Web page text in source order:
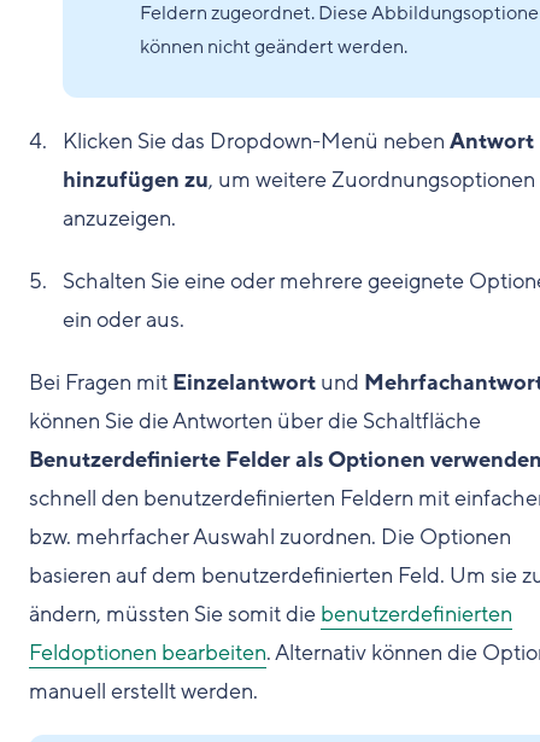
Feldern zugeordnet. Diese
können nicht geändert werden.
Klicken Sie das Dropdown-Menü neben Antwort
hinzufügen zu, um weitere Zuordnungsoptionen
anzuzeigen.
Schalten Sie eine oder mehrere geeignete
ein oder aus.
Bei Fragen mit Einzelantwort und
können Sie die Antworten über die Schaltfläche
Benutzerdefinierte Felder als Optionen
schnell den benutzerdefinierten Feldern mit
bzw. mehrfacher Auswahl zuordnen. Die Optionen
basieren auf dem benutzerdefinierten Feld. Um sie
ändern, müssten Sie somit die benutzerdefinierten
Feldoptionen bearbeiten. Alternativ können die
manuell erstellt werden.